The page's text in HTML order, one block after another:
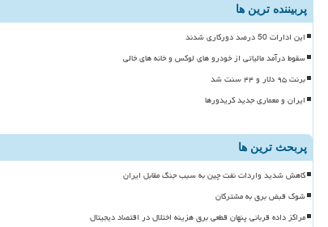
پربیننده ترین ها
این ادارات 50 درصد دورکاری شدند
سقوط درآمد مالیاتی از خودرو های لوکس و خانه های خالی
برنت ۹۵ دلار و ۴۴ سنت شد
ایران و معماری جدید کریدورها
پربحث ترین ها
کاهش شدید واردات نفت چین به سبب جنگ مقابل ایران
شوک قبض برق به مشترکان
مراکز داده قربانی پنهان قطعی برق هزینه اختلال در اقتصاد دیجیتال